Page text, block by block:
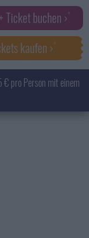
Ticket buchen ›
kaufen ›
€ pro Person mit einem